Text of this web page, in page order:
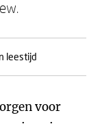
leestijd
voor